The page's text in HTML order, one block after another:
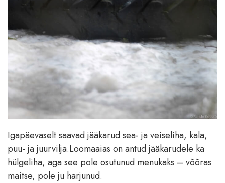
Igapäevaselt saavad jääkarud sea- ja veiseliha, kala,
puu- ja juurvilja.Loomaaias on antud jääkarudele ka
hülgeliha, aga see pole osutunud menukaks – võõras
maitse, pole ju harjunud.